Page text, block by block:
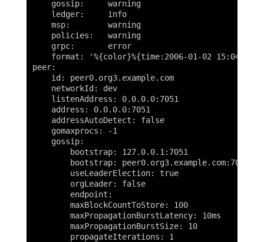
    gossip:     warning
    ledger:     info
    msp:        warning
    policies:   warning
    grpc:       error
format: '%{color}%{time:2006-01-02
peer:
    id: peer0.org3.example.com
    networkId: dev
    listenAddress: 0.0.0.0:7051
    address: 0.0.0.0:7051
    addressAutoDetect: false
    gomaxprocs: -1
    gossip:
        bootstrap: 127.0.0.1:7051
        bootstrap: peer0.org3.example.com:7051
        useLeaderElection: true
        orgLeader: false
        endpoint:
        maxBlockCountToStore: 100
        maxPropagationBurstLatency: 10ms
        maxPropagationBurstSize: 10
        propagateIterations: 1